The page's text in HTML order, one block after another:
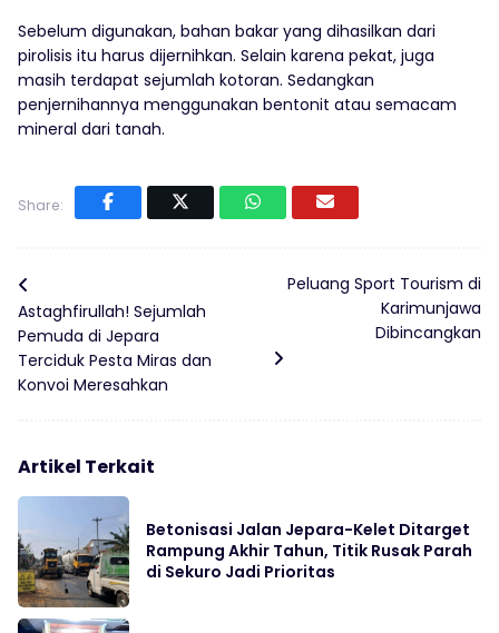
Sebelum digunakan, bahan bakar yang dihasilkan dari
pirolisis itu harus dijernihkan. Selain karena pekat, juga
masih terdapat sejumlah kotoran. Sedangkan
penjernihannya menggunakan bentonit atau semacam
mineral dari tanah.
Share:
Astaghfirullah! Sejumlah
Pemuda di Jepara
Terciduk Pesta Miras dan
Konvoi Meresahkan
Peluang Sport Tourism di
Karimunjawa
Dibincangkan
Artikel Terkait
Betonisasi Jalan Jepara-Kelet Ditarget
Rampung Akhir Tahun, Titik Rusak Parah
di Sekuro Jadi Prioritas